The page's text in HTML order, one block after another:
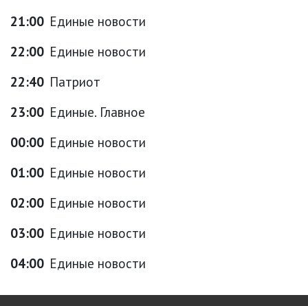
21:00 Единые новости
22:00 Единые новости
22:40 Патриот
23:00 Единые. Главное
00:00 Единые новости
01:00 Единые новости
02:00 Единые новости
03:00 Единые новости
04:00 Единые новости